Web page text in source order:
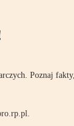
Poznaj